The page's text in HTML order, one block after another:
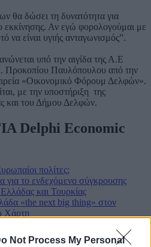
Not Process My Personal
θα δώσει τη δυνατότητα για
εκκίνησης. Αν εγώ φορολογούμαι με
να είναι υγιής ανταγωνισμός”.
υπό την αιγίδα της Α.Ε
Προκοπίου Παυλόπουλου από την
«Οικονομικό Φόρουμ Δελφών».
με την υποστήριξη της
και του Δήμου Δελφών.
Delphi Economic
πολίτες;
για το ενδεχόμενο σύγκρουσης
και Τουρκίας
«the next big thing» στον
Χάρτη